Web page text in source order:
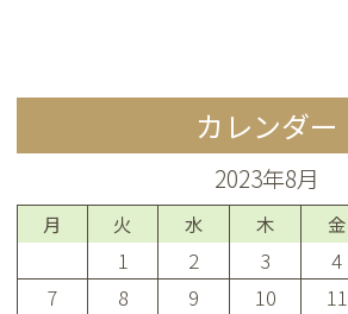
カレンダー
2023年8月
月 火 水 木 金
1 2 3 4
7
8 9 10 11